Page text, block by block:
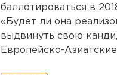
баллотироваться в
«Будет ли она
выдвинуть свою
Европейско-